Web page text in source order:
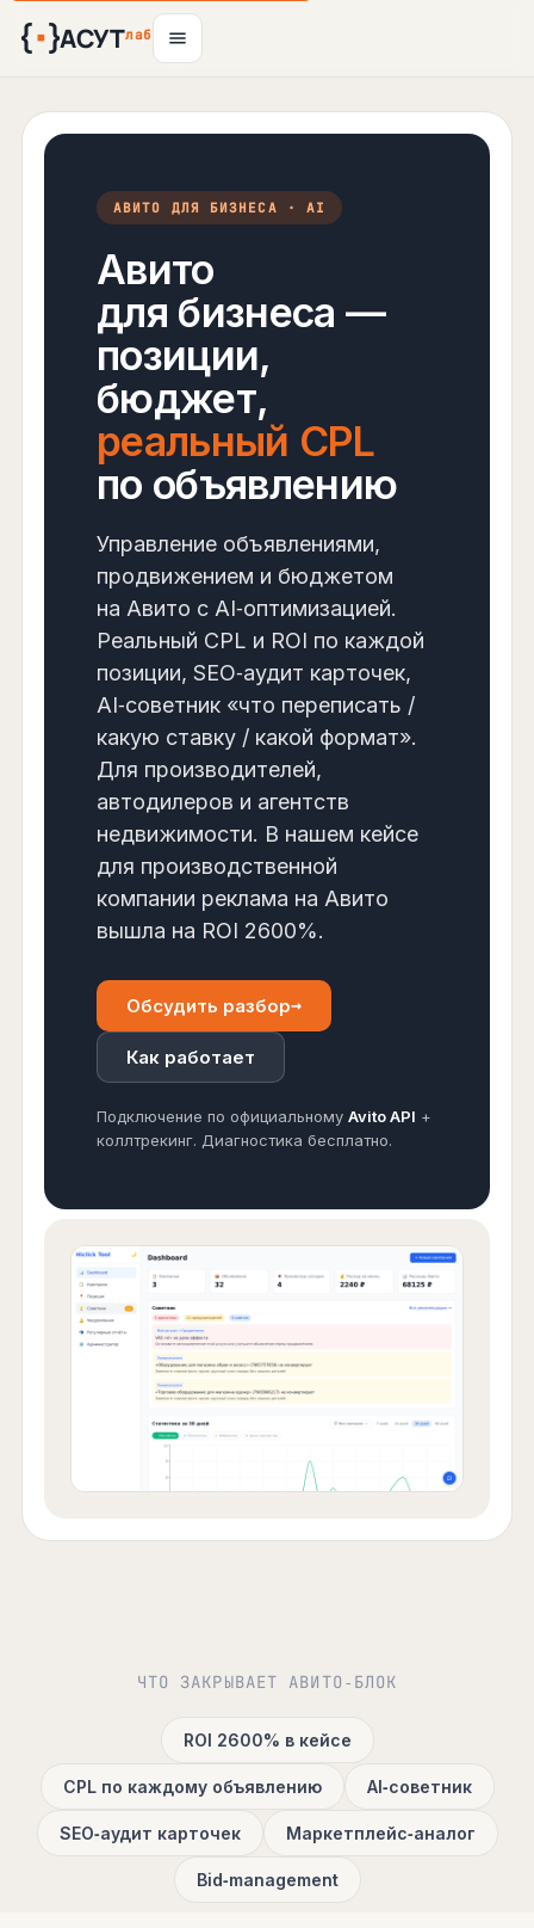
АСУТлаб
АВИТО ДЛЯ БИЗНЕСА · AI
Авито
для бизнеса —
позиции,
бюджет,
реальный CPL
по объявлению
Управление объявлениями,
продвижением и бюджетом
на Авито с AI‑оптимизацией.
Реальный CPL и ROI по каждой
позиции, SEO‑аудит карточек,
AI‑советник «что переписать /
какую ставку / какой формат».
Для производителей,
автодилеров и агентств
недвижимости. В нашем кейсе
для производственной
компании реклама на Авито
вышла на ROI 2600%.
Обсудить разбор→
Как работает
Подключение по официальному Avito API +
коллтрекинг. Диагностика бесплатно.
ЧТО ЗАКРЫВАЕТ АВИТО‑БЛОК
ROI 2600% в кейсе
CPL по каждому объявлению AI‑советник
SEO‑аудит карточек Маркетплейс‑аналог
Bid‑management